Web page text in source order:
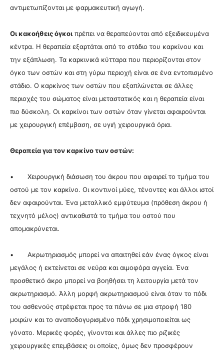
αντιμετωπίζονται με φαρμακευτική αγωγή.
Οι κακοήθεις όγκοι πρέπει να θεραπεύονται από εξειδικευμένα
κέντρα. Η θεραπεία εξαρτάται από το στάδιο του καρκίνου και
την εξάπλωση. Τα καρκινικά κύτταρα που περιορίζονται στον
όγκο των οστών και στη γύρω περιοχή είναι σε ένα εντοπισμένο
στάδιο. Ο καρκίνος των οστών που εξαπλώνεται σε άλλες
περιοχές του σώματος είναι μεταστατικός και η θεραπεία είναι
πιο δύσκολη. Οι καρκίνοι των οστών όταν γίνεται αφαιρούνται
με χειρουργική επέμβαση, σε υγιή χειρουργικά όρια.
Θεραπεία για τον καρκίνο των οστών:
• Χειρουργική διάσωση του άκρου που αφαιρεί το τμήμα του
οστού με τον καρκίνο. Οι κοντινοί μύες, τένοντες και άλλοι ιστοί
δεν αφαιρούνται. Ένα μεταλλικό εμφύτευμα (πρόθεση άκρου ή
τεχνητό μέλος) αντικαθιστά το τμήμα του οστού που
απομακρύνεται.
• Ακρωτηριασμός μπορεί να απαιτηθεί εάν ένας όγκος είναι
μεγάλος ή εκτείνεται σε νεύρα και αιμοφόρα αγγεία. Ένα
προσθετικό άκρο μπορεί να βοηθήσει τη λειτουργία μετά τον
ακρωτηριασμό. Άλλη μορφή ακρωτηριασμού είναι όταν το πόδι
του ασθενούς στρέφεται προς τα πάνω σε μια στροφή 180
μοιρών και το αναποδογυρισμένο πόδι χρησιμοποιείται ως
γόνατο. Μερικές φορές, γίνονται και άλλες πιο ριζικές
χειρουργικές επεμβάσεις οι οποίες, όμως δεν προσφέρουν